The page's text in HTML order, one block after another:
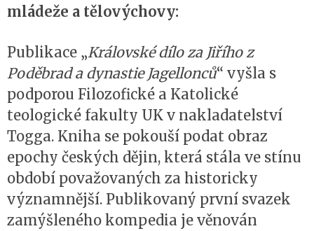
mládeže a tělovýchovy:
Publikace „Královské dílo za Jiřího z
Poděbrad a dynastie Jagellonců“ vyšla s
podporou Filozofické a Katolické
teologické fakulty UK v nakladatelství
Togga. Kniha se pokouší podat obraz
epochy českých dějin, která stála ve stínu
období považovaných za historicky
významnější. Publikovaný první svazek
zamýšleného kompedia je věnován